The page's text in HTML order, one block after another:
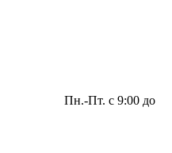
Пн.-Пт. с 9:00 до